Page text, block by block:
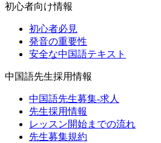
初心者向け情報
初心者必見
発音の重要性
安全な中国語テキスト
中国語先生採用情報
中国語先生募集-求人
先生採用情報
レッスン開始までの流れ
先生募集規約